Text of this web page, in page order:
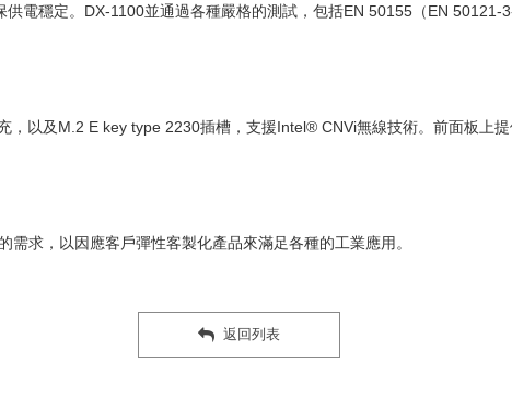
電穩定。DX-1100並通過各種嚴格的測試，包括EN 50155（EN 50121-
，以及M.2 E key type 2230插槽，支援Intel® CNVi無線技術。前面板上提
求，以因應客戶彈性客製化產品來滿足各種的工業應用。
返回列表